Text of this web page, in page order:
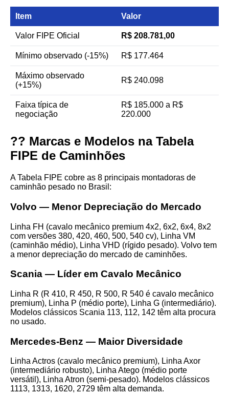
Item Valor
Valor FIPE Oficial R$ 208.781,00
Mínimo observado (-15%) R$ 177.464
Máximo observado
(+15%)
R$ 240.098
Faixa típica de
negociação
R$ 185.000 a R$
220.000
?? Marcas e Modelos na Tabela
FIPE de Caminhões
A Tabela FIPE cobre as 8 principais montadoras de
caminhão pesado no Brasil:
Volvo — Menor Depreciação do Mercado
Linha FH (cavalo mecânico premium 4x2, 6x2, 6x4, 8x2
com versões 380, 420, 460, 500, 540 cv), Linha VM
(caminhão médio), Linha VHD (rígido pesado). Volvo tem
a menor depreciação do mercado de caminhões.
Scania — Líder em Cavalo Mecânico
Linha R (R 410, R 450, R 500, R 540 é cavalo mecânico
premium), Linha P (médio porte), Linha G (intermediário).
Modelos clássicos Scania 113, 112, 142 têm alta procura
no usado.
Mercedes-Benz — Maior Diversidade
Linha Actros (cavalo mecânico premium), Linha Axor
(intermediário robusto), Linha Atego (médio porte
versátil), Linha Atron (semi-pesado). Modelos clássicos
1113, 1313, 1620, 2729 têm alta demanda.